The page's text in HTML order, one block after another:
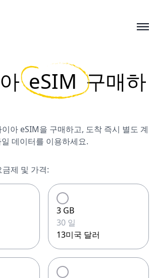
eSIM 구매하
아 eSIM을 구매하고, 도착 즉시 별도 계
데이터를 이용하세요.
제 및 가격:
3 GB
30 일
13미국 달러